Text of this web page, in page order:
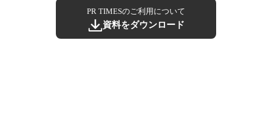
PR TIMESのご利用について
資料をダウンロード